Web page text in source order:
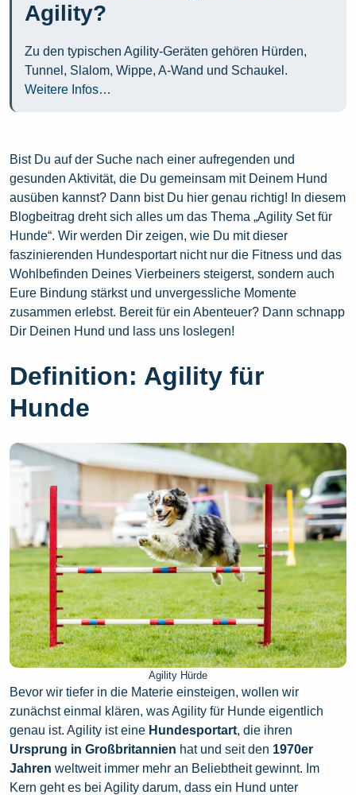
Agility?
Zu den typischen Agility-Geräten gehören Hürden,
Tunnel, Slalom, Wippe, A-Wand und Schaukel.
Weitere Infos…
Bist Du auf der Suche nach einer aufregenden und
gesunden Aktivität, die Du gemeinsam mit Deinem Hund
ausüben kannst? Dann bist Du hier genau richtig! In diesem
Blogbeitrag dreht sich alles um das Thema „Agility Set für
Hunde“. Wir werden Dir zeigen, wie Du mit dieser
faszinierenden Hundesportart nicht nur die Fitness und das
Wohlbefinden Deines Vierbeiners steigerst, sondern auch
Eure Bindung stärkst und unvergessliche Momente
zusammen erlebst. Bereit für ein Abenteuer? Dann schnapp
Dir Deinen Hund und lass uns loslegen!
Definition: Agility für
Hunde
Agility Hürde
Bevor wir tiefer in die Materie einsteigen, wollen wir
zunächst einmal klären, was Agility für Hunde eigentlich
genau ist. Agility ist eine Hundesportart, die ihren
Ursprung in Großbritannien hat und seit den 1970er
Jahren weltweit immer mehr an Beliebtheit gewinnt. Im
Kern geht es bei Agility darum, dass ein Hund unter